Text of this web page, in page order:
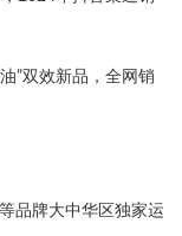
”双效新品，全网销
品牌大中华区独家运